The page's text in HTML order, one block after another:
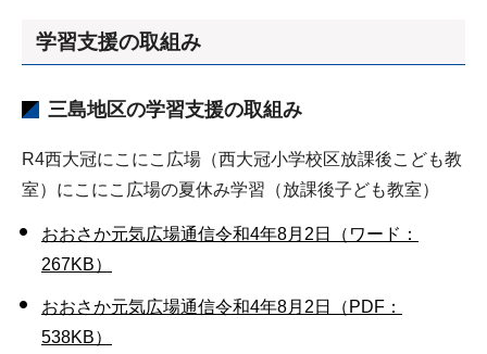
学習支援の取組み
三島地区の学習支援の取組み
R4西大冠にこにこ広場（西大冠小学校区放課後こども教
室）にこにこ広場の夏休み学習（放課後子ども教室）
おおさか元気広場通信令和4年8月2日（ワード：
267KB）
おおさか元気広場通信令和4年8月2日（PDF：
538KB）